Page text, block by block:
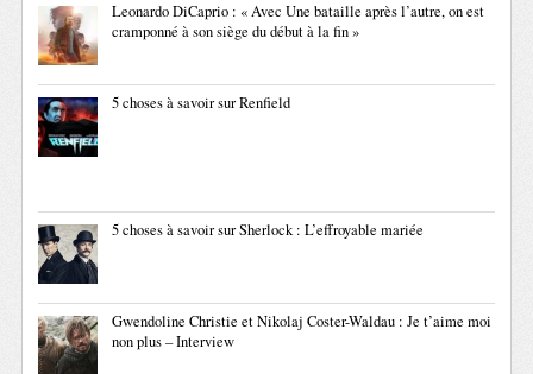
Leonardo DiCaprio : « Avec Une bataille après l’autre, on est
cramponné à son siège du début à la fin »
5 choses à savoir sur Renfield
5 choses à savoir sur Sherlock : L’effroyable mariée
Gwendoline Christie et Nikolaj Coster-Waldau : Je t’aime moi
non plus – Interview